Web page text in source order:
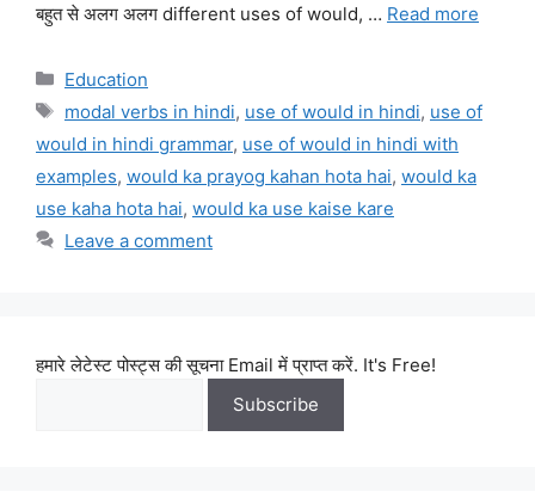
बहुत से अलग अलग different uses of would, … Read more
Categories
Education
Tags
modal verbs in hindi, use of would in hindi, use of
would in hindi grammar, use of would in hindi with
examples, would ka prayog kahan hota hai, would ka
use kaha hota hai, would ka use kaise kare
Leave a comment
हमारे लेटेस्ट पोस्ट्स की सूचना Email में प्राप्त करें. It's Free!